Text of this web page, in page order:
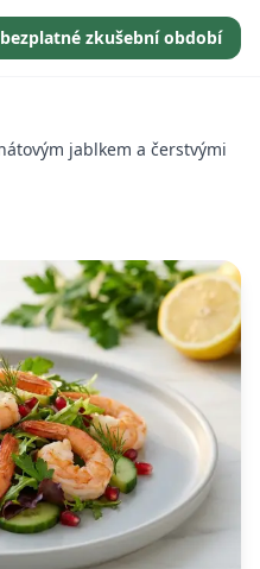
zkušební období
jablkem a čerstvými